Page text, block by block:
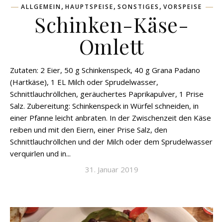
ALLGEMEIN, HAUPTSPEISE, SONSTIGES , VORSPEISE
Schinken-Käse-
Omlett
Zutaten: 2 Eier, 50 g Schinkenspeck, 40 g Grana Padano
(Hartkäse), 1 EL Milch oder Sprudelwasser,
Schnittlauchröllchen, geräuchertes Paprikapulver, 1 Prise
Salz. Zubereitung: Schinkenspeck in Würfel schneiden, in
einer Pfanne leicht anbraten. In der Zwischenzeit den Käse
reiben und mit den Eiern, einer Prise Salz, den
Schnittlauchröllchen und der Milch oder dem Sprudelwasser
verquirlen und in...
31. Januar 2019